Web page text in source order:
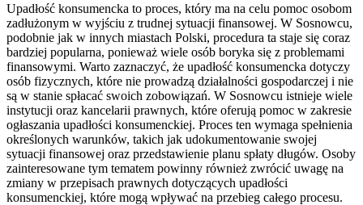
Upadłość konsumencka to proces, który ma na celu pomoc osobom
zadłużonym w wyjściu z trudnej sytuacji finansowej. W Sosnowcu,
podobnie jak w innych miastach Polski, procedura ta staje się coraz
bardziej popularna, ponieważ wiele osób boryka się z problemami
finansowymi. Warto zaznaczyć, że upadłość konsumencka dotyczy
osób fizycznych, które nie prowadzą działalności gospodarczej i nie
są w stanie spłacać swoich zobowiązań. W Sosnowcu istnieje wiele
instytucji oraz kancelarii prawnych, które oferują pomoc w zakresie
ogłaszania upadłości konsumenckiej. Proces ten wymaga spełnienia
określonych warunków, takich jak udokumentowanie swojej
sytuacji finansowej oraz przedstawienie planu spłaty długów. Osoby
zainteresowane tym tematem powinny również zwrócić uwagę na
zmiany w przepisach prawnych dotyczących upadłości
konsumenckiej, które mogą wpływać na przebieg całego procesu.